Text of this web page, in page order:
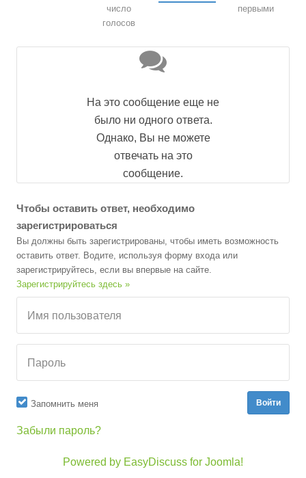
число
голосов
первыми
На это сообщение еще не
было ни одного ответа.
Однако, Вы не можете
отвечать на это
сообщение.
Чтобы оставить ответ, необходимо
зарегистрироваться
Вы должны быть зарегистрированы, чтобы иметь возможность
оставить ответ. Водите, используя форму входа или
зарегистрируйтесь, если вы впервые на сайте.
Зарегистрируйтесь здесь »
Имя пользователя
Пароль
Запомнить меня
Забыли пароль?
Powered by EasyDiscuss for Joomla!